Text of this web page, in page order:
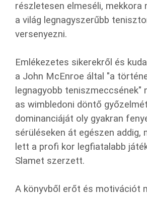
részletesen elmeséli, mekkora
a világ legnagyszerűbb
versenyezni.
Emlékezetes sikerekről és
a John McEnroe által "a
legnagyobb teniszmeccsének"
as wimbledoni döntő
dominanciáját oly gyakran
sérüléseken át egészen addig,
lett a profi kor legfiatalabb
Slamet szerzett.
A könyvből erőt és motivációt